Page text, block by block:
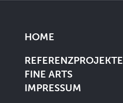
HOME
REFERENZPROJEKTE
FINE ARTS
IMPRESSUM